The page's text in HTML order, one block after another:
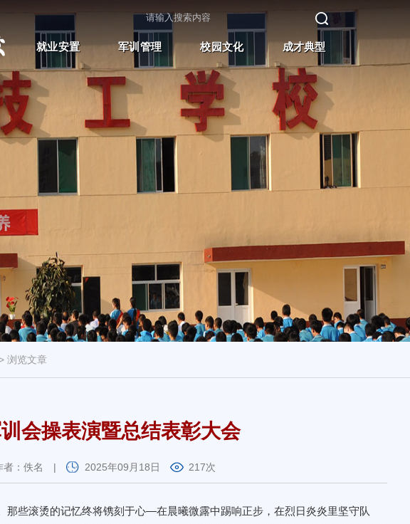
就业安置 军训管理 校园文化 成才典型
浏览文章
会操表演暨总结表彰大会
者：佚名 | 2025年09月18日 217次
那些滚烫的记忆终将镌刻于心—在晨曦微露中踢响正步，在烈日炎炎里坚守队